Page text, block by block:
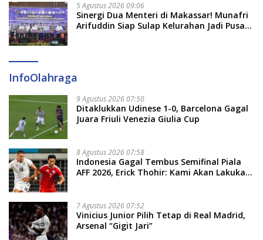
5 Agustus 2026 09:06
Sinergi Dua Menteri di Makassar! Munafri
Arifuddin Siap Sulap Kelurahan Jadi Pusat
InfoOlahraga
9 Agustus 2026 07:50
Ditaklukkan Udinese 1-0, Barcelona Gagal
Juara Friuli Venezia Giulia Cup
8 Agustus 2026 07:58
Indonesia Gagal Tembus Semifinal Piala
AFF 2026, Erick Thohir: Kami Akan Lakukan
7 Agustus 2026 07:52
Vinicius Junior Pilih Tetap di Real Madrid,
Arsenal “Gigit Jari”